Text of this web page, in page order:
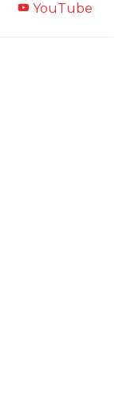
YouTube